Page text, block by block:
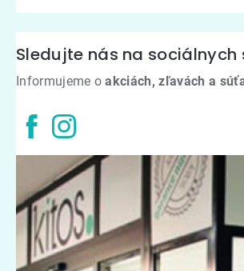
Sledujte nás na sociálnych
Informujeme oakciách, zľavách a